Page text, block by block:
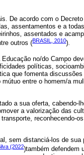
De acordo com o
assentamentos e a
assentados e
outros (BRASIL, 2010).
Educação no/do Campo
políticas,
que fomenta discussões
entre o homem/a
a sua oferta, cabendo-
a valorização das
reconhecendo-
sem distanciá-los de sua
(2022)também defendem